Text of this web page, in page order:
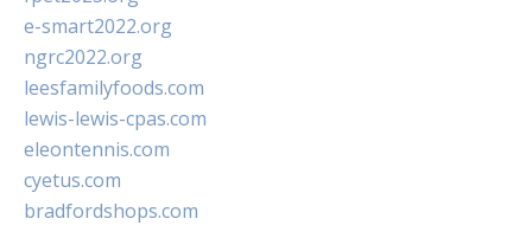
e-smart2022.org
ngrc2022.org
leesfamilyfoods.com
lewis-lewis-cpas.com
eleontennis.com
cyetus.com
bradfordshops.com